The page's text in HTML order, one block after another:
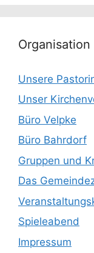
Organisation
Unsere
Unser
Büro Velpke
Büro Bahrdorf
Gruppen und
Das
Spieleabend
Impressum